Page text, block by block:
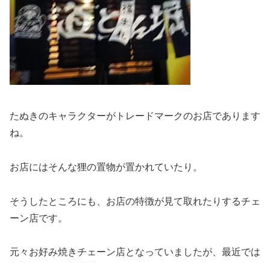
たぬきのキャラクターがトレードマークのお店であります
ね。
お店にはそんな狸の置物が置かれていたり。
そうしたところにも、お店の特徴が見て取れたりするチェ
ーン店です。
元々お好み焼きチェーン店となっていましたが、最近では